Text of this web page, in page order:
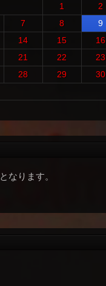
1
2
7 8
9
14 15
16
21 22
23
28 29
30
なります。